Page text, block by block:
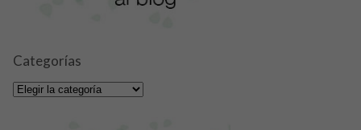
Categorías
Categorías